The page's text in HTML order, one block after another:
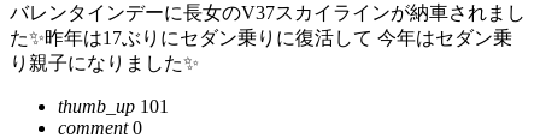
バレンタインデーに長女のV37スカイラインが納車されまし
た✨昨年は17ぶりにセダン乗りに復活して 今年はセダン乗
り親子になりました✨
thumb_up 101
comment0